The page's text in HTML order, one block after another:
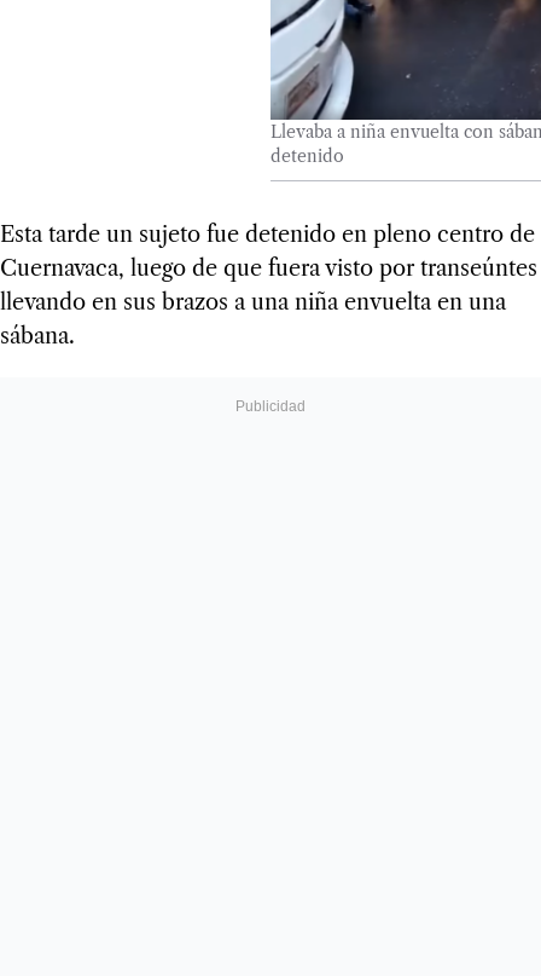
Llevaba a niña envuelta con
detenido
Esta tarde un sujeto fue detenido en pleno centro de
Cuernavaca, luego de que fuera visto por transeúntes
llevando en sus brazos a una niña envuelta en una
sábana.